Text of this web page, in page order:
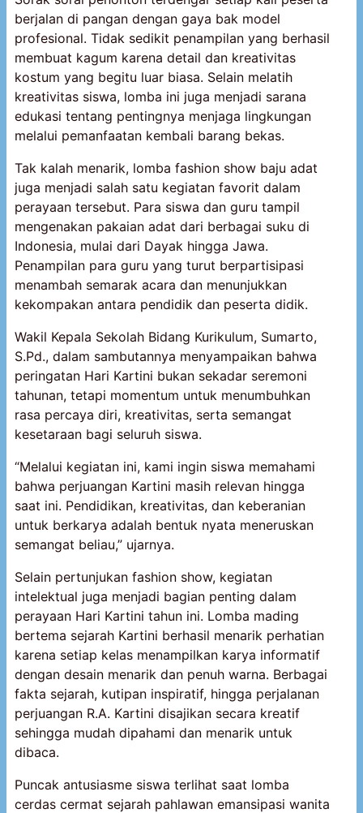
berjalan di pangan dengan gaya bak model
profesional. Tidak sedikit penampilan yang berhasil
membuat kagum karena detail dan kreativitas
kostum yang begitu luar biasa. Selain melatih
kreativitas siswa, lomba ini juga menjadi sarana
edukasi tentang pentingnya menjaga lingkungan
melalui pemanfaatan kembali barang bekas.
Tak kalah menarik, lomba fashion show baju adat
juga menjadi salah satu kegiatan favorit dalam
perayaan tersebut. Para siswa dan guru tampil
mengenakan pakaian adat dari berbagai suku di
Indonesia, mulai dari Dayak hingga Jawa.
Penampilan para guru yang turut berpartisipasi
menambah semarak acara dan menunjukkan
kekompakan antara pendidik dan peserta didik.
Wakil Kepala Sekolah Bidang Kurikulum, Sumarto,
S.Pd., dalam sambutannya menyampaikan bahwa
peringatan Hari Kartini bukan sekadar seremoni
tahunan, tetapi momentum untuk menumbuhkan
rasa percaya diri, kreativitas, serta semangat
kesetaraan bagi seluruh siswa.
“Melalui kegiatan ini, kami ingin siswa memahami
bahwa perjuangan Kartini masih relevan hingga
saat ini. Pendidikan, kreativitas, dan keberanian
untuk berkarya adalah bentuk nyata meneruskan
semangat beliau,” ujarnya.
Selain pertunjukan fashion show, kegiatan
intelektual juga menjadi bagian penting dalam
perayaan Hari Kartini tahun ini. Lomba mading
bertema sejarah Kartini berhasil menarik perhatian
karena setiap kelas menampilkan karya informatif
dengan desain menarik dan penuh warna. Berbagai
fakta sejarah, kutipan inspiratif, hingga perjalanan
perjuangan R.A. Kartini disajikan secara kreatif
sehingga mudah dipahami dan menarik untuk
dibaca.
Puncak antusiasme siswa terlihat saat lomba
cerdas cermat sejarah pahlawan emansipasi wanita